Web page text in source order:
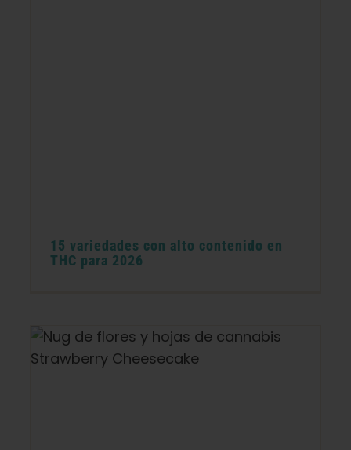
15 variedades con alto contenido en
THC para 2026